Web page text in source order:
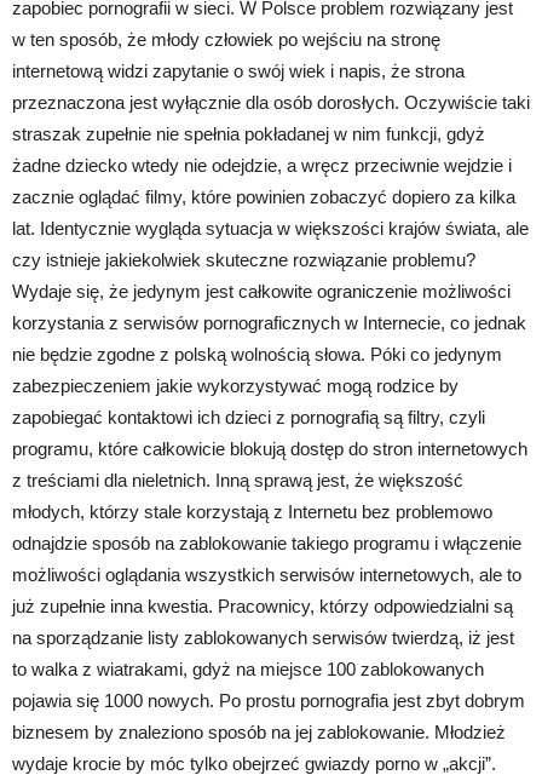
zapobiec pornografii w sieci. W Polsce problem rozwiązany jest
w ten sposób, że młody człowiek po wejściu na stronę
internetową widzi zapytanie o swój wiek i napis, że strona
przeznaczona jest wyłącznie dla osób dorosłych. Oczywiście taki
straszak zupełnie nie spełnia pokładanej w nim funkcji, gdyż
żadne dziecko wtedy nie odejdzie, a wręcz przeciwnie wejdzie i
zacznie oglądać filmy, które powinien zobaczyć dopiero za kilka
lat. Identycznie wygląda sytuacja w większości krajów świata, ale
czy istnieje jakiekolwiek skuteczne rozwiązanie problemu?
Wydaje się, że jedynym jest całkowite ograniczenie możliwości
korzystania z serwisów pornograficznych w Internecie, co jednak
nie będzie zgodne z polską wolnością słowa. Póki co jedynym
zabezpieczeniem jakie wykorzystywać mogą rodzice by
zapobiegać kontaktowi ich dzieci z pornografią są filtry, czyli
programu, które całkowicie blokują dostęp do stron internetowych
z treściami dla nieletnich. Inną sprawą jest, że większość
młodych, którzy stale korzystają z Internetu bez problemowo
odnajdzie sposób na zablokowanie takiego programu i włączenie
możliwości oglądania wszystkich serwisów internetowych, ale to
już zupełnie inna kwestia. Pracownicy, którzy odpowiedzialni są
na sporządzanie listy zablokowanych serwisów twierdzą, iż jest
to walka z wiatrakami, gdyż na miejsce 100 zablokowanych
pojawia się 1000 nowych. Po prostu pornografia jest zbyt dobrym
biznesem by znaleziono sposób na jej zablokowanie. Młodzież
wydaje krocie by móc tylko obejrzeć gwiazdy porno w „akcji”.